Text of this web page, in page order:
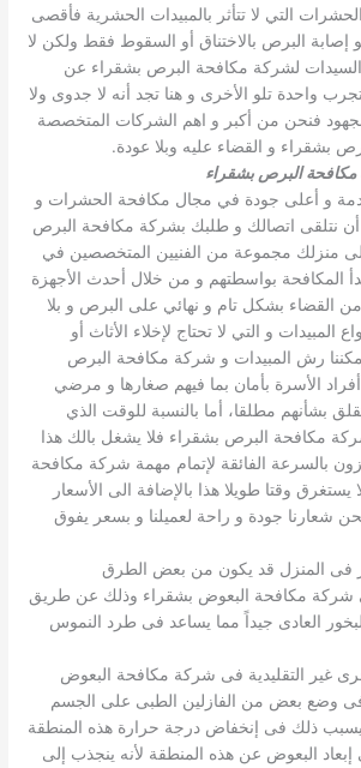
التي لا تتأثر بالمبيدات الحشرية فأقصى
إصابة البرص بالاختناق أو السقوط فقط ولكن لا
السيدات لشركة مكافحة البرص بشقراء عن
واحدة تلو الأخرى و هنا تجد أنه لا جدوى ولا
فنحن من أكبر و اهم الشركات المتخصصة
بشقراء و القضاء عليه وبلا عودة.
البرص بشقراء
و أعلى جودة في مجال مكافحة الحشرات و
نتلقى اتصالك و طلبك بشركة مكافحة البرص
منزلك مجموعة من الفنيين المتخصصين في
المكافحة بواسطتهم و من خلال أحدث الأجهزة
القضاء بشكل تام و نهائي على البرص و بلا
المبيدات و التي لا تحتاج لإخلاء الأثاث أو
رش المبيدات و شركة مكافحة البرص
الأسرة بأمان بما فيهم صغارها و مرضي
بشأنهم مطلقا، أما بالنسبة للوقت الذي
مكافحة البرص بشقراء فلا يشغل بالك هذا
بالسرعة الفائقة لإتمام مهمة شركة مكافحة
وقتا طويلا هذا بالإضافة الى الأسعار
شعارنا جودة و راحة لعميلنا و بسعر يفوق
فى المنزل قد يكون من بعض الطرق
شركة مكافحة البعوض بشقراء وذلك عن طريق
العادى جيداً مما يساعد فى طرد النموس
غير التقليدية فى شركة مكافحة البعوض
وضع بعض من الفازلين الطبى على الجسم
ذلك فى إنخفاض درجة حرارة هذه المنطقة
البعوض عن هذه المنطقة لأنه ينجذب إلى